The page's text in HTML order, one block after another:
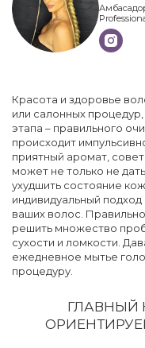
Красота и здоровье
или салонных
этапа – правильного
происходит
приятный аромат,
может не только не
ухудшить состояние
индивидуальный
ваших волос.
решить множество
сухости и ломкости.
ежедневное мытье
процедуру.
ГЛАВНЫЙ